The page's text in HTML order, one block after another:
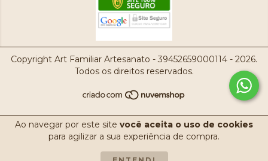
Ao navegar por este site você aceita o uso de cookies
para agilizar a sua experiência de compra.
Copyright Art Familiar Artesanato - 39452659000114 - 2026.
Todos os direitos reservados.